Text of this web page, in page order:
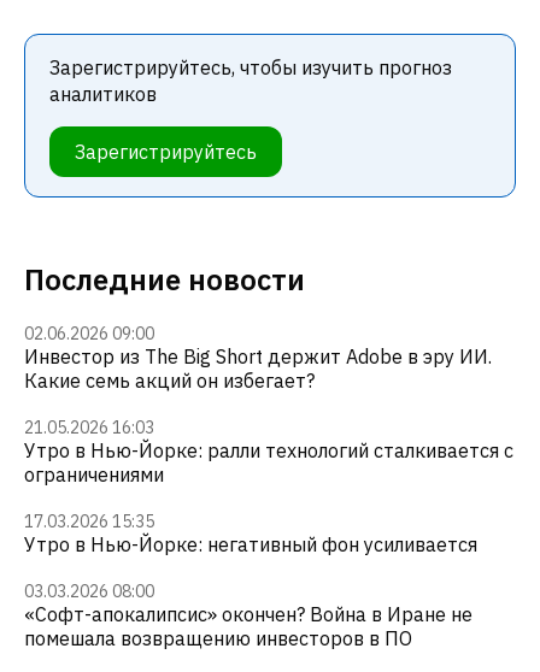
Последние новости
02.06.2026 09:00
Инвестор из The Big Short держит Adobe в эру ИИ.
Какие семь акций он избегает?
21.05.2026 16:03
Утро в Нью-Йорке: ралли технологий сталкивается с
ограничениями
17.03.2026 15:35
Утро в Нью-Йорке: негативный фон усиливается
03.03.2026 08:00
«Софт-апокалипсис» окончен? Война в Иране не
помешала возвращению инвесторов в ПО
Зарегистрируйтесь, чтобы изучить прогноз
аналитиков
Зарегистрируйтесь